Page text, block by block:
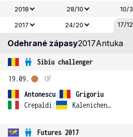
2018
28/10 10/3
2017
24/20 17/12
Odehrané zápasy2017Antuka
Sibiu challenger
19.09.
Antonescu/
Grigoriu
Crepaldi / Kalenichenko
OF
Futures 2017